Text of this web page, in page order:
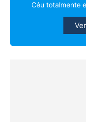
Céu totalmente